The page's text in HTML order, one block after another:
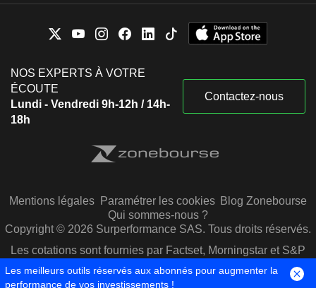
NOS EXPERTS À VOTRE
ÉCOUTE
Lundi - Vendredi 9h-12h / 14h-
18h
Contactez-nous
Mentions légales Paramétrer les cookies Blog Zonebourse
Qui sommes-nous ?
Copyright © 2026 Surperformance SAS. Tous droits réservés.
Les cotations sont fournies par Factset, Morningstar et S&P
Capital IQ
Les meilleurs outils réservés aux abonnés pour augmenter la
performance de vos investissements !